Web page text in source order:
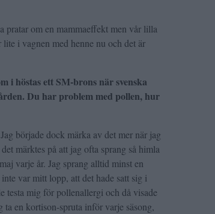
pratar om en mammaeffekt men vår lilla
i vagnen med henne nu och det är
i höstas ett SM-brons när svenska
Du har problem med pollen, hur
började dock märka av det mer när jag
märktes på att jag ofta sprang så himla
varje år. Jag sprang alltid minst en
var mitt lopp, att det hade satt sig i
testa mig för pollenallergi och då visade
en kortison-spruta inför varje säsong,